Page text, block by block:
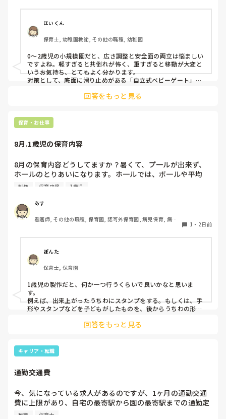
しっかりした重いものを置いていましたが、移動が大変で使
い勝手が悪く、子どもがぶつかって倒れた時に怖い思いをし
ました。
皆さんの園ではどんなもので工夫されていますか？
ほいくん
保育士, 幼稚園教諭, その他の職種, 幼稚園
0〜2歳児の小規模園だと、広さ調整と安全面の両立は悩ましい
ですよね。軽すぎると共倒れが怖く、重すぎると移動が大変と
いうお気持ち、とてもよく分かります。
対策として、底面に滑り止めがある「自立式ベビーゲート」な
た、ストッパー付きキャスターをつけたロー棚を仕切りにすれ
り、脚元に水入りペットボトルなどの重りを付けて補強してみ
てくださいね。安全で使いやすい方法が見つかるよう応援して
回答をもっと見る
保育・お仕事
8月.1歳児の保育内容
8月の保育内容どうしてますか？暑くて、プ一ルが出来ず、
ホ一ルのとりあいになります。ホ一ルでは、ボ一ルや平均
台、風船で遊んでいます。製作で、うちわや望遠鏡や風鈴🎐
クラスです、玩具で遊ばせながら、何人かずつよんで、やっ
ています。何か、いいアイデアや、工夫など、何でもいいの
で、教えて下さい。
制作 保育内容 1歳児
あす
看護師, その他の職種, 保育園, 認可外保育園, 病児保育, 病院
1 ・ 2日前
ぽんた
保育士, 保育園
1歳児の製作だと、何か一つ行うくらいで良いかなと思いま
す。
例えば、出来上がったうちわにスタンプをする。もしくは、手
形やスタンプなどを子どもがしたものを、後からうちわの形に
雨遊び、氷遊び、など間食遊びをたくさん行っています。
す！いつもと違うおもちゃ、室内に興味津々です！
回答をもっと見る
キャリア・転職
通勤交通費
今、気になっている求人があるのですが、1ヶ月の通勤交通
費に上限があり、自宅の最寄駅から園の最寄駅までの通勤定
期代が5,000円ほどオーバーします
転職 保育士